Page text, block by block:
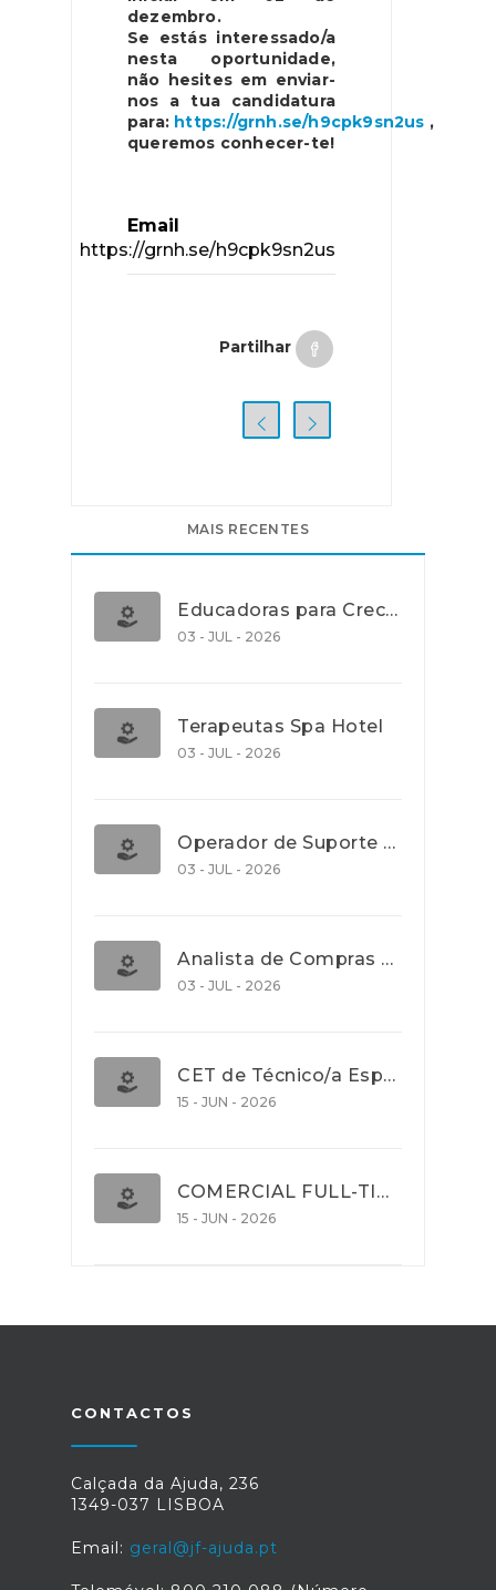
dezembro.
Se estás interessado/a
nesta oportunidade,
não hesites em enviar-
nos a tua candidatura
para: https://grnh.se/h9cpk9sn2us ,
queremos conhecer-te!
Email
https://grnh.se/h9cpk9sn2us
Partilhar
MAIS RECENTES
Educadoras para Creche e J.I., Lisboa
03 - JUL - 2026
Terapeutas Spa Hotel
03 - JUL - 2026
Operador de Suporte Operacional
03 - JUL - 2026
Analista de Compras e Contratos (Banca)
03 - JUL - 2026
CET de Técnico/a Especialista em Comércio Internacional (Nível 5)
15 - JUN - 2026
COMERCIAL FULL-TIME
15 - JUN - 2026
CONTACTOS
Calçada da Ajuda, 236
1349-037 LISBOA
Email: geral@jf-ajuda.pt